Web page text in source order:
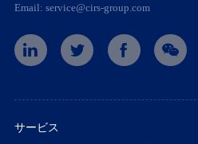
Email: service@cirs-group.com
サービス